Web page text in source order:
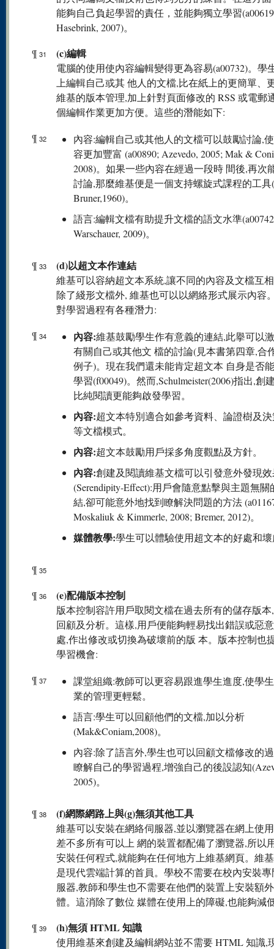
能夠自己負起學習的責任，並能夠獨立學習
Hasebrink, 2007)。
¶ 31 (c)編輯
電腦的使用使內容編輯變得更為容易(a00732)。學
上編輯自己或其 他人的文檔,比在紙上的更簡單、
維基的版本管理,加上針對頁面修改的 RSS 或電郵
個編輯作業更加方便。這些的潛能如下:
¶ 32
內容:編輯自己或其他人的文檔可以鼓勵討論,
容更加豐富 (a00890; Azevedo, 2005; Mak &
2008)。如果一些內容在經過一段時 間後,再次
討論,那麼維基便是一個支持螺旋式課程的工具
Bruner,1960)。
語言:編輯文檔有助提升文檔的語文水準
Warschauer, 2009)。
¶ 33 (d)以超文本作連結
維基可以容納超文本系統,讓不同的內容及文檔互
除了綫形文檔外, 維基也可以以網絡形式展示內容
對學習過程有各種潛力:
¶ 34 內容:維基鼓勵學生作有意義的連結,此擧可以
有關自己或其他文 檔的討論(見本書第四章,合
例子)。現在我們還未能肯定超文本 自身是否
學習(f00049)。然而,Schulmeister(2006)指出,創
比純閱讀更能夠啟發學習。
內容:超文本特別適合如參考資料、論證樹及
等文檔模式。
內容:超文本鼓勵用戶採多角度觀點及方針。
內容:創建及閱讀維基文檔可以引發意外發現
(Serendipity-Effect):用戶會隨意點擊與主題無關
結,卻可能意外地找到瞭解決問題的方法
Moskaliuk & Kimmerle, 2008; Bremer, 2012)。
媒體教學:學生可以體驗使用超文本的好處和
¶ 35
¶ 36 (e)配備版本控制
版本控制容許用戶取閱文檔在過去所有的儲存版
回顧及分析。這樣,用戶便能夠輕易找出錯誤或惡
處,作出修改或切換為破壞前的版 本。版本控制也
學習機會:
¶ 37
課堂組織:教師可以更容易跟進學生進度,使學
業的管理更輕鬆。
語言:學生可以回顧他們的文檔,加以分析
(Mak&Coniam,2008)。
內容:除了語言外,學生也可以回顧文檔修改的
瞭解自己的學習過程,增強自己的後設認知
2005)。
¶ 38 (f)網際網路上與(g)無須其他工具
維基可以安裝在網絡伺服器,並以瀏覽器在網上使
差不多所有可以上 網的裝置都配備了瀏覽器,所以
安裝任何程式,就能夠在任何地方上維基網頁。維
是現代雲端計算的首員。學校不需要在校內安裝
服器,教師和學生也不需要在他們的裝置上安裝額
體。這消除了數位 媒體在使用上的障礙,也能夠減
¶ 39 (h)無須 HTML 知識
使用維基來創建及編輯網站並不需要 HTML 知識,